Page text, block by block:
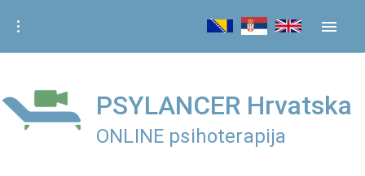
i
t
PSYLANCER Hrvatska
ONLINE psihoterapija